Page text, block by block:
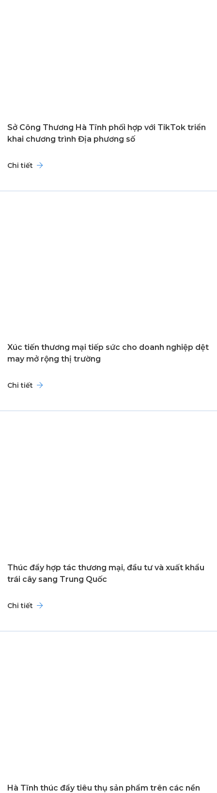
Sở Công Thương Hà Tĩnh phối hợp với TikTok triển
khai chương trình Địa phương số
Chi tiết
Xúc tiến thương mại tiếp sức cho doanh nghiệp dệt
may mở rộng thị trường
Chi tiết
Thúc đẩy hợp tác thương mại, đầu tư và xuất khẩu
trái cây sang Trung Quốc
Chi tiết
Hà Tĩnh thúc đẩy tiêu thụ sản phẩm trên các nền